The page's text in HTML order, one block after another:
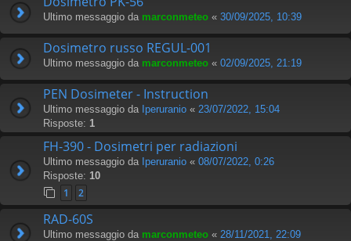
Ultimo messaggio da marconmeteo « 30/09/2025, 10:39
Dosimetro russo REGUL-001
Ultimo messaggio da marconmeteo « 02/09/2025, 21:19
PEN Dosimeter - Instruction
Ultimo messaggio da Iperuranio « 23/07/2022, 15:04
Risposte: 1
FH-390 - Dosimetri per radiazioni
Ultimo messaggio da Iperuranio « 08/07/2022, 0:26
Risposte: 10
1 2
RAD-60S
Ultimo messaggio da marconmeteo « 28/11/2021, 22:09